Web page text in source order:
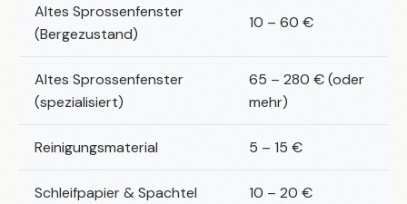
Altes Sprossenfenster
(Bergezustand)
10 – 60 €
Altes Sprossenfenster
(spezialisiert)
65 – 280 € (oder
mehr)
Reinigungsmaterial 5 – 15 €
Schleifpapier & Spachtel 10 – 20 €